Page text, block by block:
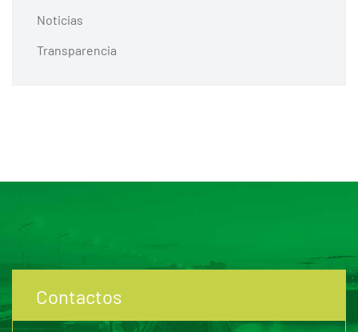
Noticias
Transparencia
Contactos